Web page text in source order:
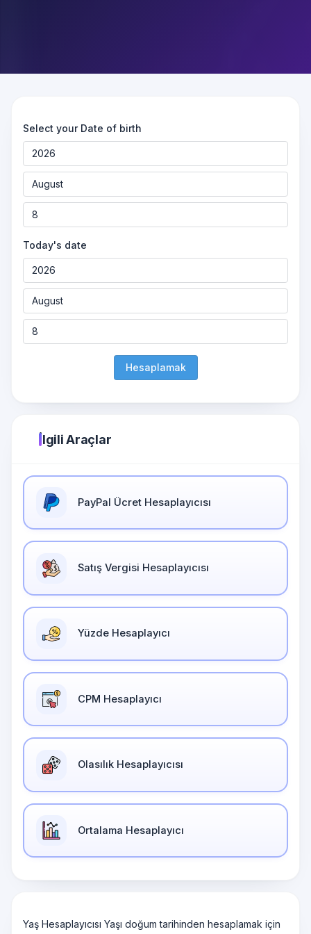
Select your Date of birth
Today's date
Hesaplamak
İlgili Araçlar
PayPal Ücret Hesaplayıcısı
Satış Vergisi Hesaplayıcısı
Yüzde Hesaplayıcı
CPM Hesaplayıcı
Olasılık Hesaplayıcısı
Ortalama Hesaplayıcı
Yaş Hesaplayıcısı Yaşı doğum tarihinden hesaplamak için